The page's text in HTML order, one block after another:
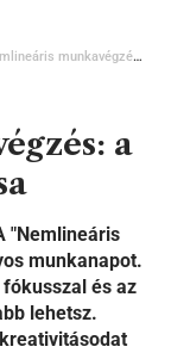
munkavégzés: a munkanap átalakítása
a
"Nemlineáris
munkanapot.
és az
lehetsz.